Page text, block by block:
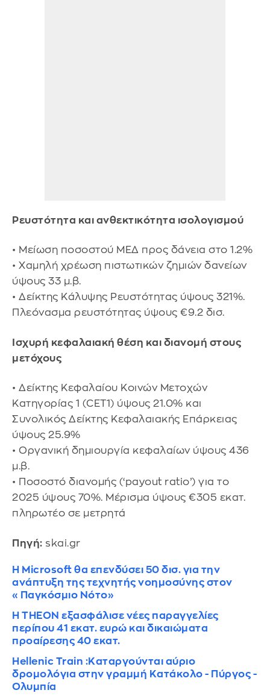
Ρευστότητα και ανθεκτικότητα ισολογισμού
• Μείωση ποσοστού ΜΕΔ προς δάνεια στο 1.2%
• Χαμηλή χρέωση πιστωτικών ζημιών δανείων
ύψους 33 μ.β.
• Δείκτης Κάλυψης Ρευστότητας ύψους 321%.
Πλεόνασμα ρευστότητας ύψους €9.2 δισ.
Ισχυρή κεφαλαιακή θέση και διανομή στους
μετόχους
• Δείκτης Κεφαλαίου Κοινών Μετοχών
Κατηγορίας 1 (CET1) ύψους 21.0% και
Συνολικός Δείκτης Κεφαλαιακής Επάρκειας
ύψους 25.9%
• Οργανική δημιουργία κεφαλαίων ύψους 436
μ.β.
• Ποσοστό διανομής (‘payout ratio’) για το
2025 ύψους 70%. Μέρισμα ύψους €305 εκατ.
πληρωτέο σε μετρητά
Πηγή: skai.gr
Η Microsoft θα επενδύσει 50 δισ. για την
ανάπτυξη της τεχνητής νοημοσύνης στον
«Παγκόσμιο Νότο»
Η THEON εξασφάλισε νέες παραγγελίες
περίπου 41 εκατ. ευρώ και δικαιώματα
προαίρεσης 40 εκατ.
Hellenic Train :Καταργούνται αύριο
δρομολόγια στην γραμμή Κατάκολο - Πύργος -
Ολυμπία